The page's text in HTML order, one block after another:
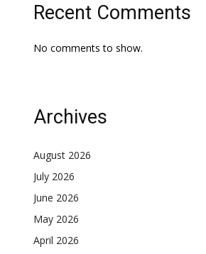
Recent Comments
No comments to show.
Archives
August 2026
July 2026
June 2026
May 2026
April 2026